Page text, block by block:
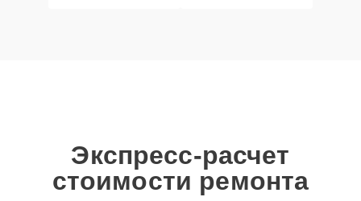
Экспресс-расчет
стоимости ремонта